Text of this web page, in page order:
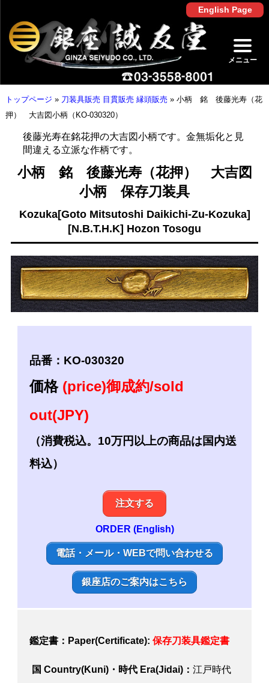
English Page
メニュー
トップページ » 刀装具販売 目貫販売 縁頭販売 » 小柄 銘 後藤光寿（花
押） 大吉図小柄（KO-030320）
後藤光寿在銘花押の大吉図小柄です。金無垢化と見
間違える立派な作柄です。
小柄 銘 後藤光寿（花押） 大吉図
小柄 保存刀装具
Kozuka[Goto Mitsutoshi Daikichi-Zu-Kozuka]
[N.B.T.H.K] Hozon Tosogu
品番：KO-030320
価格 (price)御成約/sold
out(JPY)
（消費税込。10万円以上の商品は国内送
料込）
注文する
ORDER (English)
電話・メール・WEBで問い合わせる
銀座店のご案内はこちら
鑑定書：Paper(Certificate): 保存刀装具鑑定書
国 Country(Kuni)・時代 Era(Jidai)： 江戸時代